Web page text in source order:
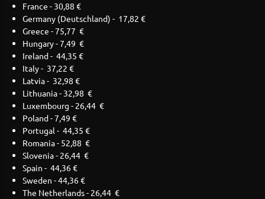
France - 30,88 €
Germany (Deutschland) - 17,82 €
Greece - 75,77 €
Hungary - 7,49 €
Ireland - 44,35 €
Italy - 37,22 €
Latvia - 32,98 €
Lithuania - 32,98 €
Luxembourg - 26,44 €
Poland - 7,49 €
Portugal - 44,35 €
Romania - 52,88 €
Slovenia - 26,44 €
Spain - 44,36 €
Sweden - 44,36 €
The Netherlands - 26,44 €